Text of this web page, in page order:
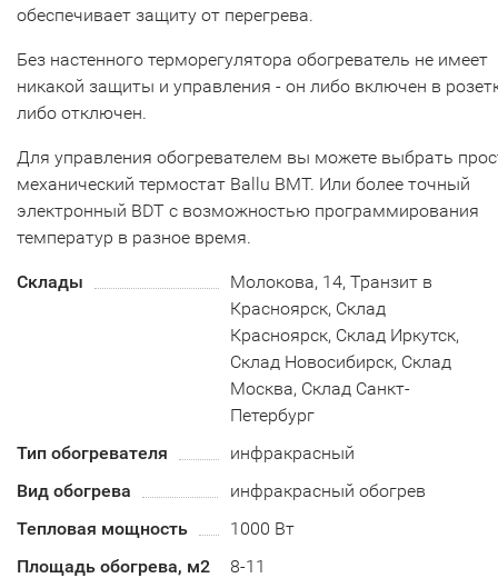
обеспечивает защиту от перегрева.
Без настенного терморегулятора обогреватель не имеет
никакой защиты и управления - он либо включен в
либо отключен.
Для управления обогревателем вы можете выбрать
механический термостат Ballu BMT. Или более точный
электронный BDT с возможностью программирования
температур в разное время.
Склады
Молокова, 14, Транзит в
Красноярск, Склад
Красноярск, Склад Иркутск,
Склад Новосибирск, Склад
Москва, Склад Санкт-
Петербург
Тип обогревателя
инфракрасный
Вид обогрева
инфракрасный обогрев
Тепловая мощность
1000 Вт
Площадь обогрева, м2
8-11